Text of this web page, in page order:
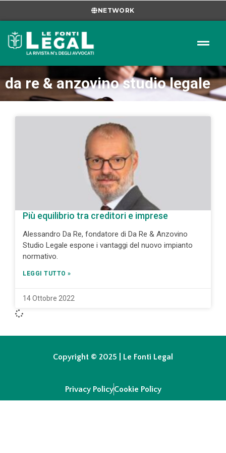
NETWORK
da re & anzovino studio legale
Più equilibrio tra creditori e imprese
Alessandro Da Re, fondatore di Da Re & Anzovino
Studio Legale espone i vantaggi del nuovo impianto
normativo.
LEGGI TUTTO »
14 Ottobre 2022
Copyright © 2025 | Le Fonti Legal
Privacy PolicyCookie Policy